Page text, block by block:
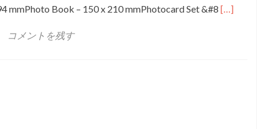
mmPhoto Book – 150 x 210 mmPhotocard Set &#8 Read
[…]
コメントを残す